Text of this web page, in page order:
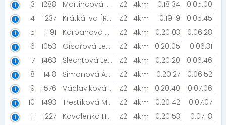
3
1288 Martincová Kateřina Z2 4km 0:18:34
0:05:00
4
1237 Krátká Iva [Rozběháme Prahu] Z2 4km 0:19:19
0:05:45
5
1191 Karbanova Michaela [Šneci v běhu] Z2 4km 0:20:03
0:06:28
6
1053 Císařová Lenka [Night Run Team] Z2 4km 0:20:05
0:06:31
7
1463 Šlechtová Lenka [Šneci v běhu] Z2 4km 0:20:20
0:06:46
8
1418 Simonová Andrea [ŠBV] Z2 4km 0:20:27
0:06:52
9
1576 Václaviková Daniela Z2 4km 0:20:40
0:07:06
10
1493 Třeštíková Michaela [NN2023] Z2 4km 0:20:42
0:07:07
11
1227 Kovalenko Hejlová Lenka Z2 4km 0:20:53
0:07:18